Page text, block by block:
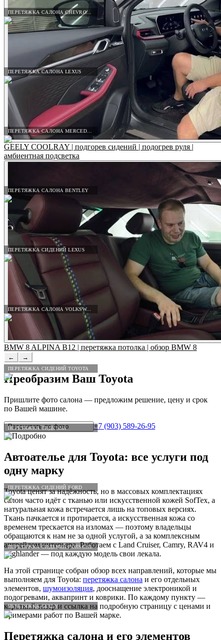
ПЕРЕТЯЖКА САЛОНА CHEVROLET
ПЕРЕТЯЖКА САЛОНА LEXUS
ПЕРЕТЯЖКА САЛОНА BENTLEY
ПЕРЕТЯЖКА СИДЕНИЙ LEXUS
ПЕРЕТЯЖКА САЛОНА VOLKSWAGEN
ПЕРЕТЯЖКА СИДЕНИЙ TOYOTA
ПЕРЕТЯЖКА СИДЕНИЙ
ПЕРЕТЯЖКА СИДЕНИЙ FORD
ПЕРЕТЯЖКА СИДЕНИЙ PORSCHE
ПЕРЕТЯЖКА GEELY
GEELY COOLRAY | подгорев сидений | подогрев руля |
амбиентная подсветка
BMW 8 ALPINA B12 | перетяжка потолка | обзор BMW 8
← →
Преобразим Ваш Toyota
Пришлите фото салона — предложим решение, цену и срок
по Вашей машине.
Рассчитать по фото
+7 (903) 589-26-95
12Подробно
Автоателье для Toyota: все услуги под
одну марку
Toyota ценят за надёжность, но в массовых комплектациях
салон часто идёт с тканью или искусственной кожей SofTex, а
натуральная кожа встречается лишь на топовых версиях.
Ткань пачкается и протирается, а искусственная кожа со
временем трескается на изломах — поэтому владельцы
обращаются к нам не за одной услугой, а за комплексным
апгрейдом интерьера. Работаем с Land Cruiser, Camry, RAV4 и
Highlander — под каждую модель свои лекала.
На этой странице собран обзор всех направлений, которые мы
выполняем для Toyota: перетяжка салона и его отдельных
элементов, шумоизоляция, дооснащение электроникой и
подогревами, аквапринт и коврики. По каждому пункту —
короткий тизер и ссылка на подробную страницу с ценами и
примерами работ по Вашей марке.
Перетяжка салона и его элементов